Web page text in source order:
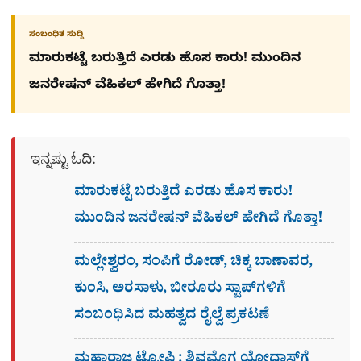
ಸಂಬಂಧಿತ ಸುದ್ದಿ
ಮಾರುಕಟ್ಟೆ ಬರುತ್ತಿದೆ ಎರಡು ಹೊಸ ಕಾರು! ಮುಂದಿನ
ಜನರೇಷನ್​ ವೆಹಿಕಲ್ ಹೇಗಿದೆ ಗೊತ್ತಾ!
ಇನ್ನಷ್ಟು ಓದಿ:
ಮಾರುಕಟ್ಟೆ ಬರುತ್ತಿದೆ ಎರಡು ಹೊಸ ಕಾರು!
ಮುಂದಿನ ಜನರೇಷನ್​ ವೆಹಿಕಲ್ ಹೇಗಿದೆ ಗೊತ್ತಾ!
ಮಲ್ಲೇಶ್ವರಂ, ಸಂಪಿಗೆ ರೋಡ್, ಚಿಕ್ಕ ಬಾಣಾವರ,
ಕುಂಸಿ, ಅರಸಾಳು, ಬೀರೂರು ಸ್ಟಾಪ್​ಗಳಿಗೆ
ಸಂಬಂಧಿಸಿದ ಮಹತ್ವದ ರೈಲ್ವೆ ಪ್ರಕಟಣೆ